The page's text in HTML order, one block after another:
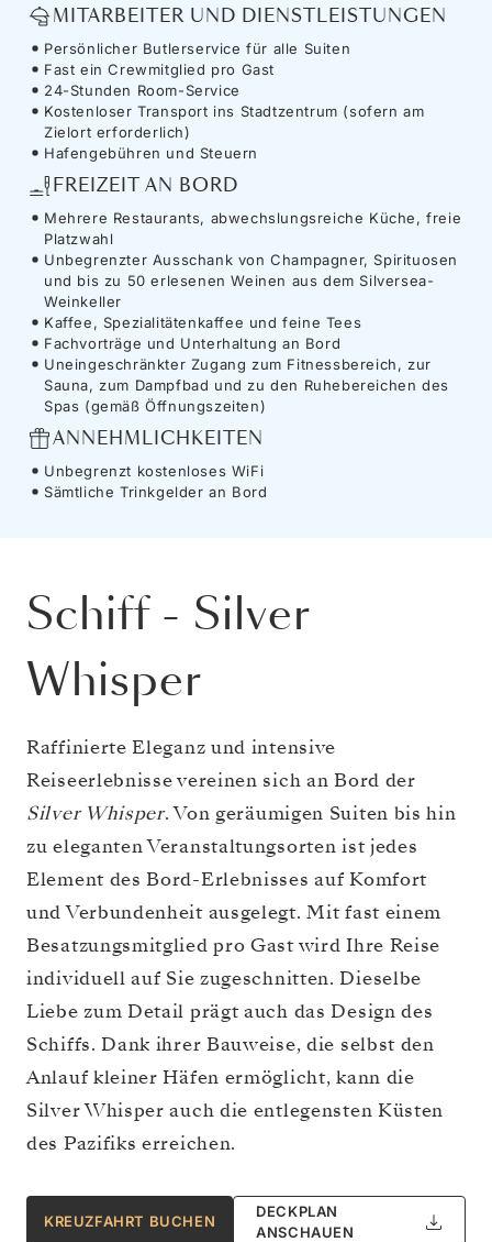
MITARBEITER UND DIENSTLEISTUNGEN
Persönlicher Butlerservice für alle Suiten
Fast ein Crewmitglied pro Gast
24-Stunden Room-Service
Kostenloser Transport ins Stadtzentrum (sofern am
Zielort erforderlich)
Hafengebühren und Steuern
FREIZEIT AN BORD
Mehrere Restaurants, abwechslungsreiche Küche, freie
Platzwahl
Unbegrenzter Ausschank von Champagner, Spirituosen
und bis zu 50 erlesenen Weinen aus dem Silversea-
Weinkeller
Kaffee, Spezialitätenkaffee und feine Tees
Fachvorträge und Unterhaltung an Bord
Uneingeschränkter Zugang zum Fitnessbereich, zur
Sauna, zum Dampfbad und zu den Ruhebereichen des
Spas (gemäß Öffnungszeiten)
ANNEHMLICHKEITEN
Unbegrenzt kostenloses WiFi
Sämtliche Trinkgelder an Bord
Schiff- Silver
Whisper
Raffinierte Eleganz und intensive
Reiseerlebnisse vereinen sich an Bord der
Silver Whisper. Von geräumigen Suiten bis hin
zu eleganten Veranstaltungsorten ist jedes
Element des Bord-Erlebnisses auf Komfort
und Verbundenheit ausgelegt. Mit fast einem
Besatzungsmitglied pro Gast wird Ihre Reise
individuell auf Sie zugeschnitten. Dieselbe
Liebe zum Detail prägt auch das Design des
Schiffs. Dank ihrer Bauweise, die selbst den
Anlauf kleiner Häfen ermöglicht, kann die
Silver Whisper auch die entlegensten Küsten
des Pazifiks erreichen.
KREUZFAHRT BUCHEN
DECKPLAN
ANSCHAUEN